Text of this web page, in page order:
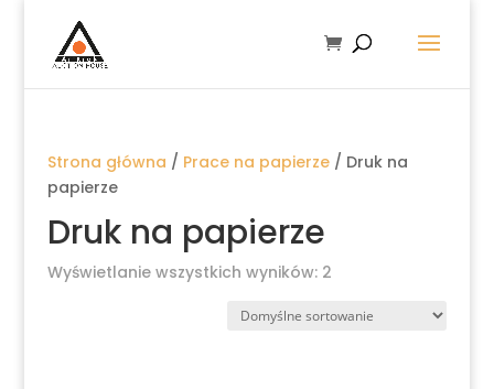
Strona główna / Prace na papierze/ Druk na
papierze
Druk na papierze
Wyświetlanie wszystkich wyników: 2